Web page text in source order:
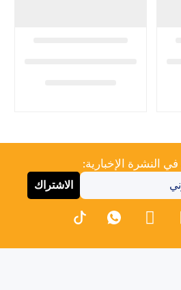
في النشرة الإخبارية:
الاشتراك